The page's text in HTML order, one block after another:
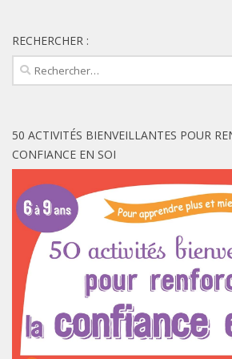
RECHERCHER :
Rechercher :
50 ACTIVITÉS BIENVEILLANTES POUR
CONFIANCE EN SOI